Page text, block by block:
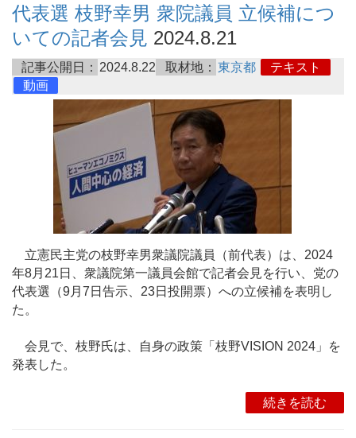
代表選 枝野幸男 衆院議員 立候補につ
いての記者会見 2024.8.21
記事公開日： 2024.8.22 取材地： 東京都
テキスト
動画
立憲民主党の枝野幸男衆議院議員（前代表）は、2024
年8月21日、衆議院第一議員会館で記者会見を行い、党の
代表選（9月7日告示、23日投開票）への立候補を表明し
た。
会見で、枝野氏は、自身の政策「枝野VISION 2024」を
発表した。
続きを読む